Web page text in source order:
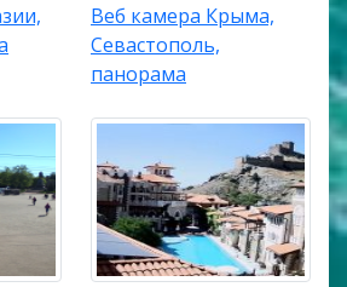
Веб камера Крыма,
Севастополь,
панорама